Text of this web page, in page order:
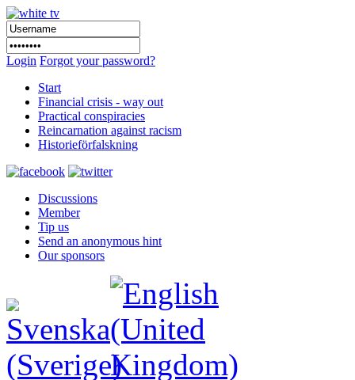
Login Forgot your password?
Start
Financial crisis - way out
Practical conspiracies
Reincarnation against racism
Historieförfalskning
Discussions
Member
Tip us
Send an anonymous hint
Our sponsors